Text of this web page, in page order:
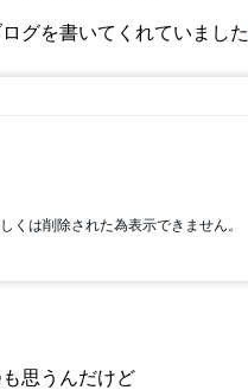
グを書いてくれていました
思うんだけど